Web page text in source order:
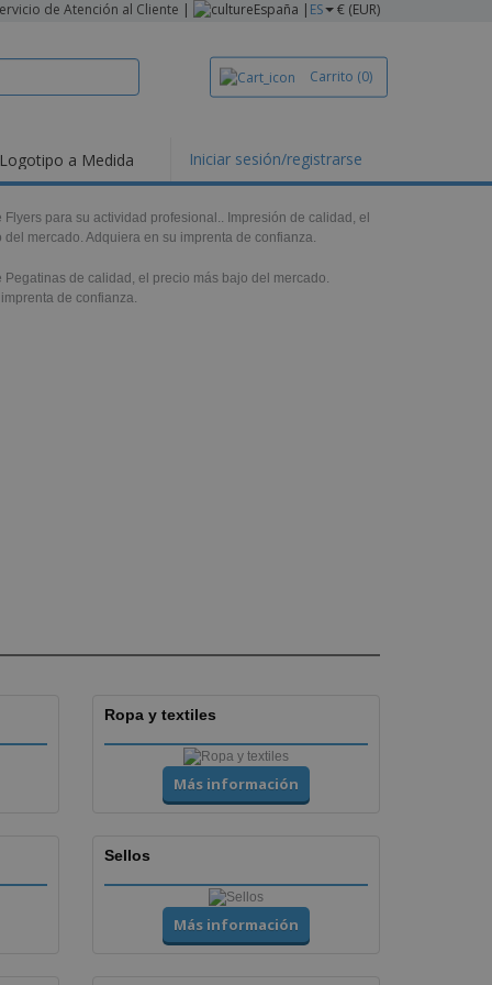
de Atención al Cliente | España | ES € (EUR)
Carrito (0)
Logotipo a Medida Iniciar sesión/registrarse
Ropa y textiles
Más información
Sellos
Más información